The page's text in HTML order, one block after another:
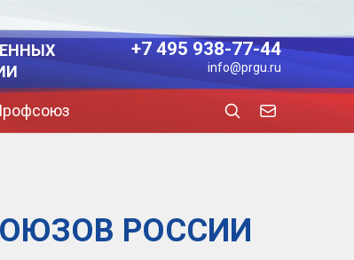
+7 495 938-77-44
info@prgu.ru
РОССИИ